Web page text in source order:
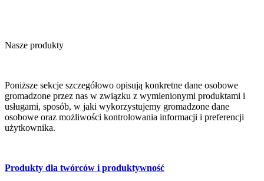
Nasze produkty
Poniższe sekcje szczegółowo opisują konkretne dane osobowe
gromadzone przez nas w związku z wymienionymi produktami i
usługami, sposób, w jaki wykorzystujemy gromadzone dane
osobowe oraz możliwości kontrolowania informacji i preferencji
użytkownika.
Produkty dla twórców i produktywność